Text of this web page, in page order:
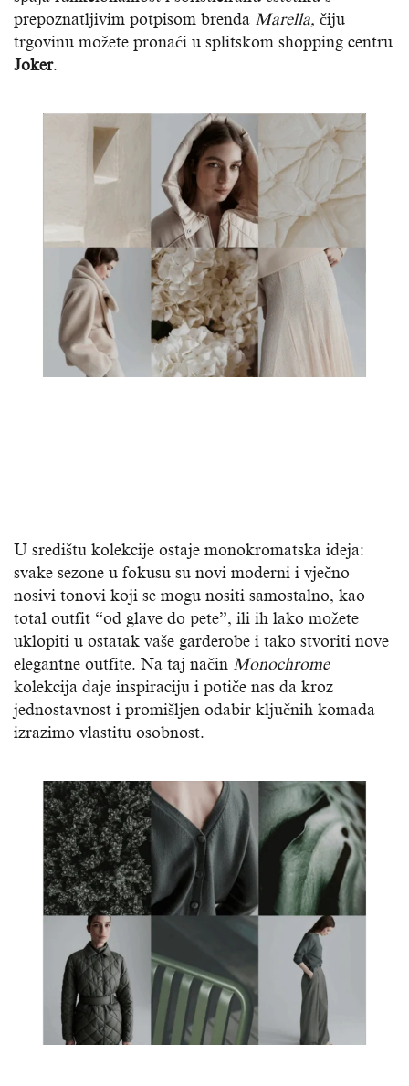
prepoznatljivim potpisom brenda Marella, čiju
trgovinu možete pronaći u splitskom shopping centru
Joker.
U središtu kolekcije ostaje monokromatska ideja:
svake sezone u fokusu su novi moderni i vječno
nosivi tonovi koji se mogu nositi samostalno, kao
total outfit “od glave do pete”, ili ih lako možete
uklopiti u ostatak vaše garderobe i tako stvoriti nove
elegantne outfite. Na taj način Monochrome
kolekcija daje inspiraciju i potiče nas da kroz
jednostavnost i promišljen odabir ključnih komada
izrazimo vlastitu osobnost.